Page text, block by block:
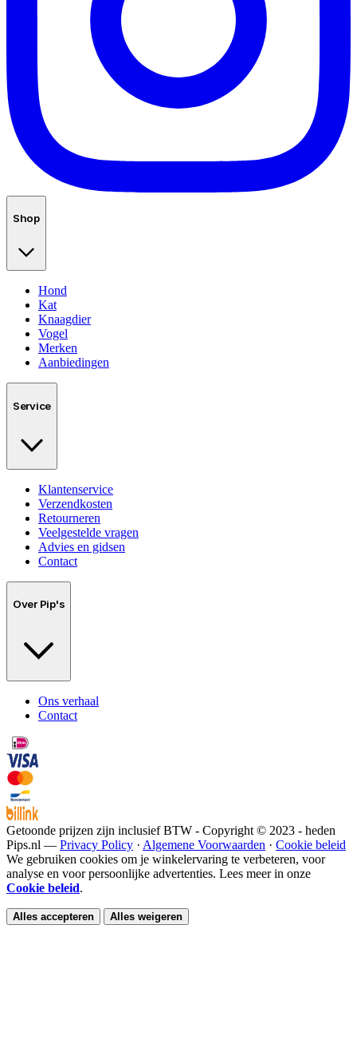
Shop
Hond
Kat
Knaagdier
Vogel
Merken
Aanbiedingen
Service
Klantenservice
Verzendkosten
Retourneren
Veelgestelde vragen
Advies en gidsen
Contact
Over Pip's
Ons verhaal
Contact
Getoonde prijzen zijn inclusief BTW - Copyright © 2023 - heden
Pips.nl — Privacy Policy · Algemene Voorwaarden · Cookie beleid
We gebruiken cookies om je winkelervaring te verbeteren, voor
analyse en voor persoonlijke advertenties. Lees meer in onze
Cookie beleid.
Alles accepteren Alles weigeren